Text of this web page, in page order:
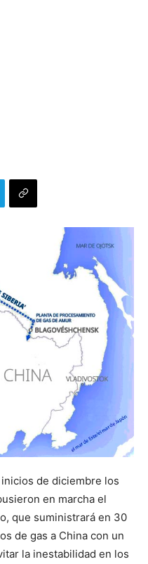
de diciembre los
en marcha el
que suministrará en 30
de gas a China con un
la inestabilidad en los